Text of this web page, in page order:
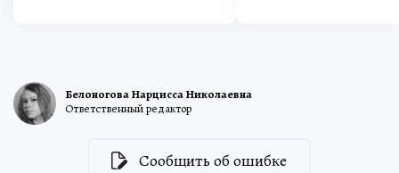
Белоногова Нарцисса Николаевна
Ответственный редактор
Сообщить об ошибке